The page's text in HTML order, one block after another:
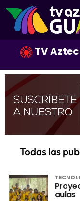
TV
Todas las
aulas